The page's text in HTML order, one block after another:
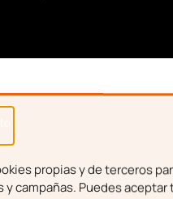
propias y de terceros
campañas. Puedes